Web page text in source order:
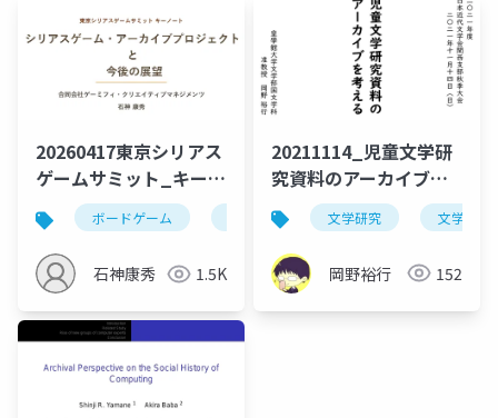
20260417東京シリアス
ゲームサミット_キーノ
ート_石神_最終
ボードゲーム シリアスゲーム 博物館
石神康秀 1.5K
20211114_児童文学研
究資料のアーカイブを
考える文学研究 文学アー
岡野裕行 152